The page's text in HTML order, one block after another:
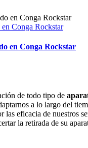
Conga Rockstar
en Conga Rockstar
de todo tipo de
a lo largo del
eficacia de nuestros
la retirada de su